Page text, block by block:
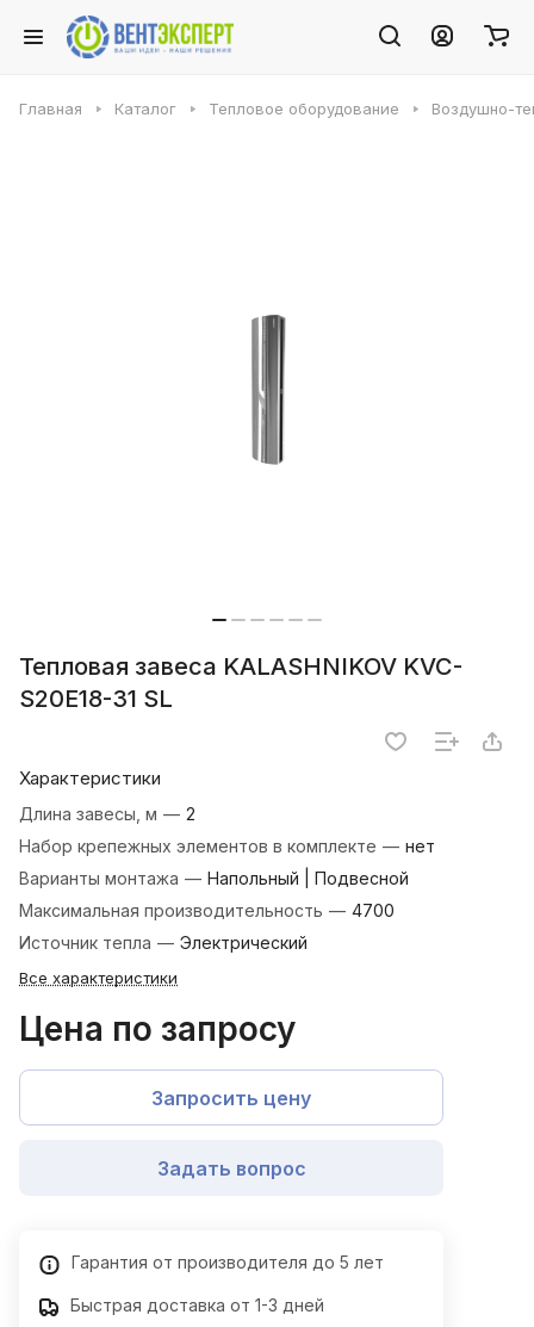
Главная Каталог Тепловое оборудование Воздушно-
Тепловая завеса KALASHNIKOV KVC-
S20E18-31 SL
Характеристики
Длина завесы, м — 2
Набор крепежных элементов в комплекте — нет
Варианты монтажа — Напольный | Подвесной
Максимальная производительность — 4700
Источник тепла — Электрический
Все характеристики
Цена по запросу
Запросить цену
Задать вопрос
Гарантия от производителя до 5 лет
Быстрая доставка от 1-3 дней